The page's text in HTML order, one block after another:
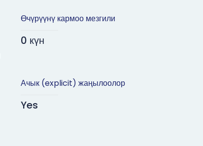
Өчүрүүнү кармоо мезгили
0 күн
Ачык (explicit) жаңылоолор
Yes